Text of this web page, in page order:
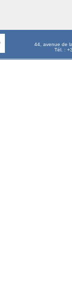
44, avenue de
Tél. :